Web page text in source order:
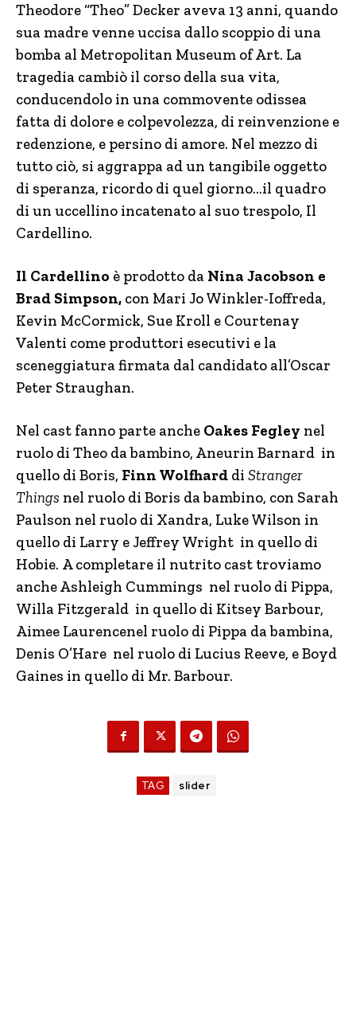
Theodore “Theo” Decker aveva 13 anni, quando
sua madre venne uccisa dallo scoppio di una
bomba al Metropolitan Museum of Art. La
tragedia cambiò il corso della sua vita,
conducendolo in una commovente odissea
fatta di dolore e colpevolezza, di reinvenzione e
redenzione, e persino di amore. Nel mezzo di
tutto ciò, si aggrappa ad un tangibile oggetto
di speranza, ricordo di quel giorno…il quadro
di un uccellino incatenato al suo trespolo, Il
Cardellino.
Il Cardellino è prodotto da Nina Jacobson e
Brad Simpson, con Mari Jo Winkler-Ioffreda,
Kevin McCormick, Sue Kroll e Courtenay
Valenti come produttori esecutivi e la
sceneggiatura firmata dal candidato all’Oscar
Peter Straughan.
Nel cast fanno parte anche Oakes Fegley nel
ruolo di Theo da bambino, Aneurin Barnard in
quello di Boris, Finn Wolfhard di Stranger
Things nel ruolo di Boris da bambino, con Sarah
Paulson nel ruolo di Xandra, Luke Wilson in
quello di Larry e Jeffrey Wright in quello di
Hobie. A completare il nutrito cast troviamo
anche Ashleigh Cummings nel ruolo di Pippa,
Willa Fitzgerald in quello di Kitsey Barbour,
Aimee Laurencenel ruolo di Pippa da bambina,
Denis O’Hare nel ruolo di Lucius Reeve, e Boyd
Gaines in quello di Mr. Barbour.
TAG slider